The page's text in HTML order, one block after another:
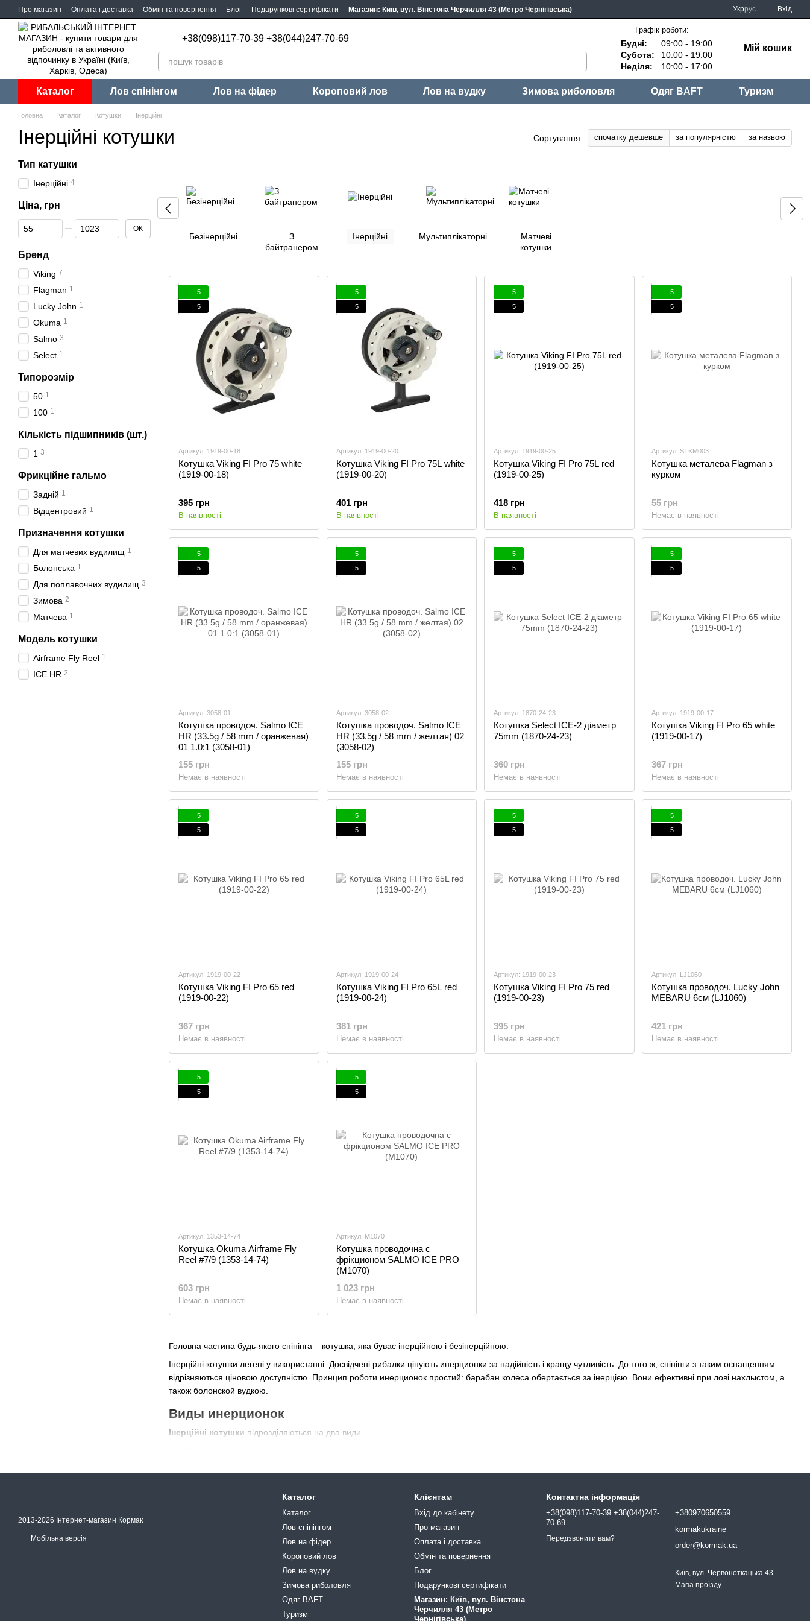
Перейти до основного контенту
Про магазин Оплата і доставка Обмін та повернення Блог Подарункові сертифікати Магазин: Київ, вул. Вінстона Черчилля 43 (Метро Чернігівська) Укррус Вхід
+38(098)117-70-39 +38(044)247-70-69
Графік роботи:
Будні:
09:00 - 19:00
Субота:
10:00 - 19:00
Неділя:
10:00 - 17:00
Мій кошик
Каталог Лов спінінгом Лов на фідер Короповий лов Лов на вудку Зимова риболовля Одяг BAFT Туризм
Головна Каталог Котушки Інерційні
Інерційні котушки Сортування: спочатку дешевше за популярністю за назвою
Безінерційні
З
байтранером
Інерційні Мультиплікаторні
Матчеві
котушки
Головна частина будь-якого спінінга – котушка, яка буває інерційною і безінерційною.
Інерційні котушки легені у використанні. Досвідчені рибалки цінують инерционки за надійність і кращу чутливість. До того ж, спінінги з таким оснащенням
відрізняються ціновою доступністю. Принцип роботи инерционок простий: барабан колеса обертається за інерцією. Вони ефективні при лові нахлыстом, а
також болонской вудкою.
Виды инерционок
Інерційні котушки підрозділяються на два види.
класичними – використовуються для лову великої риби; в порівнянні з іншими моделями, вони мають велику вагу, але при цьому вміщують багато
низькопрофільними (у народі – «мильниці») – призначені для приманки вагою 13-30 грам; незважаючи на полегшену конструкцію, вони міцні і
Матеріали виготовлення
виготовляються переважно із сплавів металів, основним з яких може бути :
алюміній – найбільш поширений матеріал, з якого виготовляють легкі котушки;
5
5
Артикул: 1919-00-18
Котушка Viking FI Pro 75 white
(1919-00-18)
395 грн
В наявності
5
5
Артикул: 1919-00-20
Котушка Viking FI Pro 75L white
(1919-00-20)
401 грн
В наявності
5
5
Артикул: 1919-00-25
Котушка Viking FI Pro 75L red
(1919-00-25)
418 грн
В наявності
5
5
Артикул: STKM003
Котушка металева Flagman з
курком
55 грн
Немає в наявності
5
5
Артикул: 3058-01
Котушка проводоч. Salmo ICE
HR (33.5g / 58 mm / оранжевая)
01 1.0:1 (3058-01)
155 грн
Немає в наявності
5
5
Артикул: 3058-02
Котушка проводоч. Salmo ICE
HR (33.5g / 58 mm / желтая) 02
(3058-02)
155 грн
Немає в наявності
5
5
Артикул: 1870-24-23
Котушка Select ICE-2 діаметр
75mm (1870-24-23)
360 грн
Немає в наявності
5
5
Артикул: 1919-00-17
Котушка Viking FI Pro 65 white
(1919-00-17)
367 грн
Немає в наявності
5
5
Артикул: 1919-00-22
Котушка Viking FI Pro 65 red
(1919-00-22)
367 грн
Немає в наявності
5
5
Артикул: 1919-00-24
Котушка Viking FI Pro 65L red
(1919-00-24)
381 грн
Немає в наявності
5
5
Артикул: 1919-00-23
Котушка Viking FI Pro 75 red
(1919-00-23)
395 грн
Немає в наявності
5
5
Артикул: LJ1060
Котушка проводоч. Lucky John
MEBARU 6см (LJ1060)
421 грн
Немає в наявності
5
5
Артикул: 1353-14-74
Котушка Okuma Airframe Fly
Reel #7/9 (1353-14-74)
603 грн
Немає в наявності
5
5
Артикул: M1070
Котушка проводочна с
фрікционом SALMO ICE PRO
(M1070)
1 023 грн
Немає в наявності
Тип катушки
Інерційні 4
Ціна, грн
Від Ціна, грн
До Ціна, грн ОК
Бренд
Viking 7
Flagman 1
Lucky John 1
Okuma 1
Salmo 3
Select 1
Типорозмір
50 1
100 1
Кількість підшипників (шт.)
1 3
Фрикційне гальмо
Задній 1
Відцентровий 1
Призначення котушки
Для матчевих вудилищ 1
Болонська 1
Для поплавочних вудилищ 3
Зимова 2
Матчева 1
Модель котушки
Airframe Fly Reel 1
ICE HR 2
2013-2026 Інтернет-магазин Кормак
Мобільна версія
Каталог
Каталог
Лов спінінгом
Лов на фідер
Короповий лов
Лов на вудку
Зимова риболовля
Одяг BAFT
Туризм
Клієнтам
Вхід до кабінету
Про магазин
Оплата і доставка
Обмін та повернення
Блог
Подарункові сертифікати
Магазин: Київ, вул. Вінстона
Черчилля 43 (Метро
Чернігівська)
Контактна інформація
+38(098)117-70-39 +38(044)247-
70-69
Передзвонити вам?
+380970650559
kormakukraine
order@kormak.ua
Київ, вул. Червоноткацька 43
Мапа проїзду